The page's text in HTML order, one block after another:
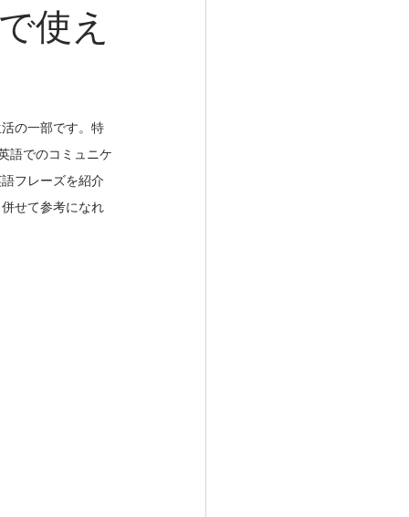
使え
の一部です。特
でのコミュニケ
フレーズを紹介
せて参考になれ